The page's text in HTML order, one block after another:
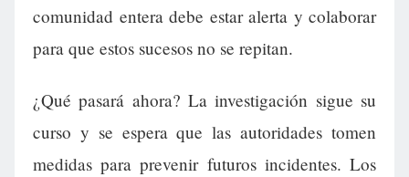
comunidad entera debe estar alerta y colaborar
para que estos sucesos no se repitan.
¿Qué pasará ahora? La investigación sigue su
curso y se espera que las autoridades tomen
medidas para prevenir futuros incidentes. Los